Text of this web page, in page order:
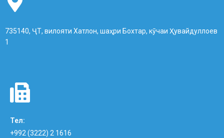
735140, ҶТ, вилояти Хатлон, шаҳри Бохтар, кӯчаи Ҳувайдуллоев
1
Тел:
+992 (3222) 2 1616